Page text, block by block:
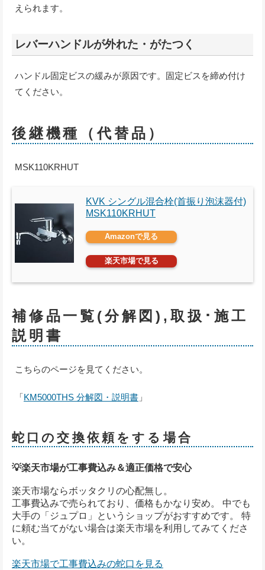
えられます。
レバーハンドルが外れた・がたつく
ハンドル固定ビスの緩みが原因です。固定ビスを締め付け
てください。
後継機種（代替品）
MSK110KRHUT
KVK シングル混合栓(首振り泡沫器付)
MSK110KRHUT
Amazonで見る
楽天市場で見る
補修品一覧(分解図),取扱･施工
説明書
こちらのページを見てください。
「KM5000THS 分解図・説明書 」
蛇口の交換依頼をする場合
💡楽天市場が工事費込み＆適正価格で安心
楽天市場ならボッタクリの心配無し。
工事費込みで売られており、価格もかなり安め。 中でも
大手の「ジュプロ」というショップがおすすめです。 特
に頼む当てがない場合は楽天市場を利用してみてくださ
い。
楽天市場で工事費込みの蛇口を見る